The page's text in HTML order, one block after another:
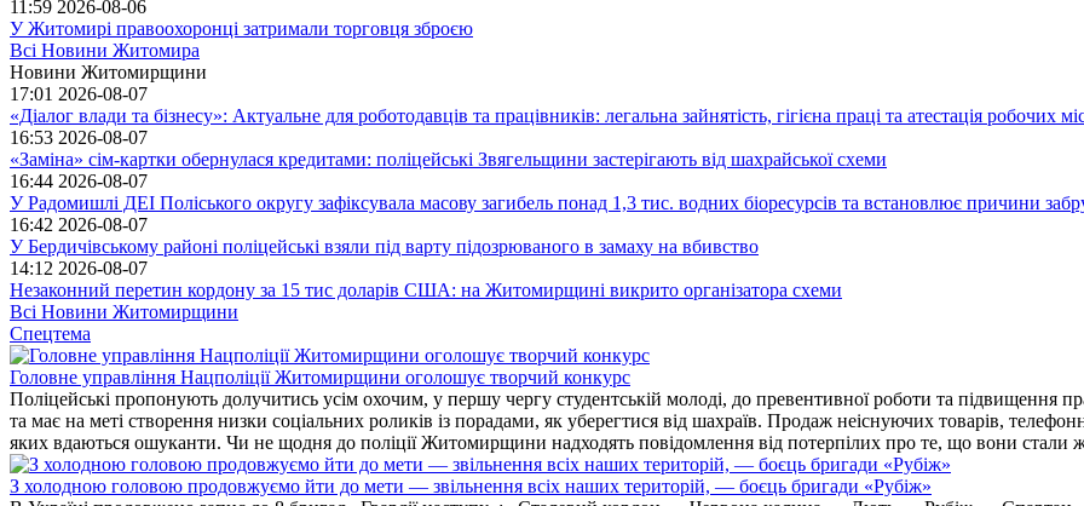
11:59 2026-08-06
У Житомирі правоохоронці затримали торговця зброєю
Всі Новини Житомира
Новини Житомирщини
17:01 2026-08-07
«Діалог влади та бізнесу»: Актуальне для роботодавців та працівників: легальна зайнятість, гігієна праці та атестація робочих
16:53 2026-08-07
«Заміна» сім-картки обернулася кредитами: поліцейські Звягельщини застерігають від шахрайської схеми
16:44 2026-08-07
У Радомишлі ДЕІ Поліського округу зафіксувала масову загибель понад 1,3 тис. водних біоресурсів та встановлює причини
16:42 2026-08-07
У Бердичівському районі поліцейські взяли під варту підозрюваного в замаху на вбивство
14:12 2026-08-07
Незаконний перетин кордону за 15 тис доларів США: на Житомирщині викрито організатора схеми
Всі Новини Житомирщини
Спецтема
Головне управління Нацполіції Житомирщини оголошує творчий конкурс
Поліцейські пропонують долучитись усім охочим, у першу чергу студентській молоді, до превентивної роботи та підвищення
та має на меті створення низки соціальних роликів із порадами, як уберегтися від шахраїв. Продаж неіснуючих товарів,
яких вдаються ошуканти. Чи не щодня до поліції Житомирщини надходять повідомлення від потерпілих про те, що вони стали
З холодною головою продовжуємо йти до мети — звільнення всіх наших територій, — боєць бригади «Рубіж»